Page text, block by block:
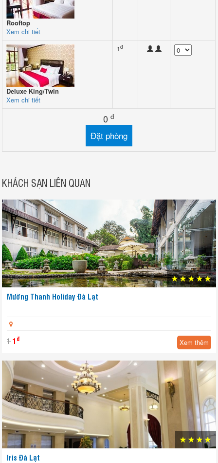
Rooftop
Xem chi tiết
Deluxe King/Twin
Xem chi tiết
1đ
0đ
KHÁCH SẠN LIÊN QUAN
Mường Thanh Holiday Đà Lạt
11 đ Xem thêm
Iris Đà Lạt